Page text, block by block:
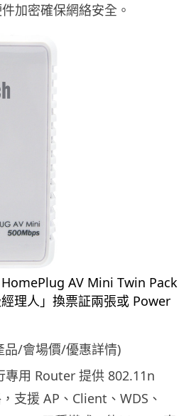
加密確保網絡安全。
AV Mini Twin Pack
理人」換票証兩張或 Power
品/會場價/優惠詳情)
專用 Router 提供 802.11n
支援 AP、Client、WDS、